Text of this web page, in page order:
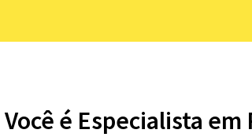
Você é Especialista